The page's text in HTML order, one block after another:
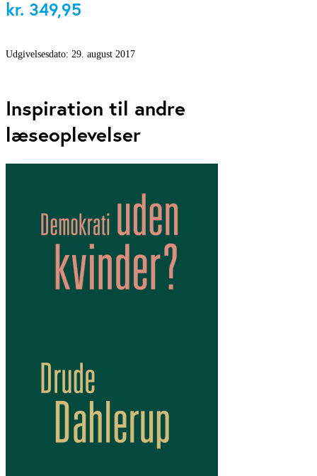
kr. 349,95
Udgivelsesdato: 29. august 2017
Inspiration til andre
læseoplevelser